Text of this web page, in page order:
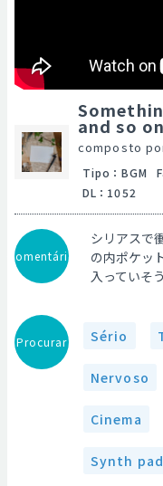
and so
composto
Tipo ： BGM
DL ： 1052
Comentário
シリアスで
の内ポケッ
入っていそ
Procurar Sério
Nervoso
Cinema
Synth pad